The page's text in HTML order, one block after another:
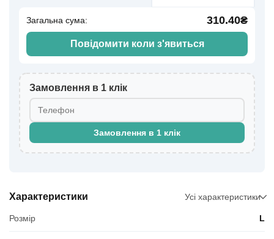
Загальна сума: 310.40₴
Повідомити коли з'явиться
Замовлення в 1 клік
Замовлення в 1 клік
Характеристики Усі характеристики
Розмір L